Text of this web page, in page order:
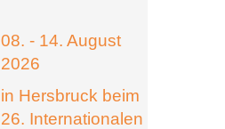
08. - 14. August
2026
in Hersbruck beim
26. Internationalen